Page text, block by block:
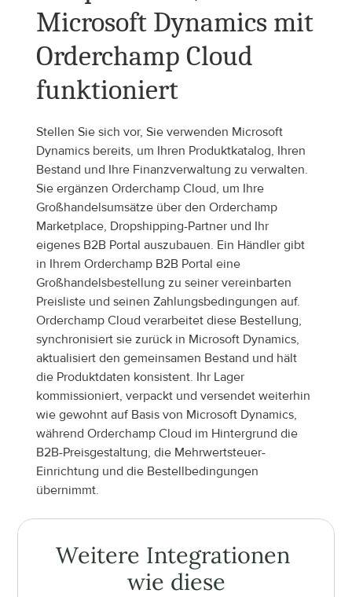
Microsoft Dynamics mit
Orderchamp Cloud
funktioniert
Stellen Sie sich vor, Sie verwenden Microsoft
Dynamics bereits, um Ihren Produktkatalog, Ihren
Bestand und Ihre Finanzverwaltung zu verwalten.
Sie ergänzen Orderchamp Cloud, um Ihre
Großhandelsumsätze über den Orderchamp
Marketplace, Dropshipping-Partner und Ihr
eigenes B2B Portal auszubauen. Ein Händler gibt
in Ihrem Orderchamp B2B Portal eine
Großhandelsbestellung zu seiner vereinbarten
Preisliste und seinen Zahlungsbedingungen auf.
Orderchamp Cloud verarbeitet diese Bestellung,
synchronisiert sie zurück in Microsoft Dynamics,
aktualisiert den gemeinsamen Bestand und hält
die Produktdaten konsistent. Ihr Lager
kommissioniert, verpackt und versendet weiterhin
wie gewohnt auf Basis von Microsoft Dynamics,
während Orderchamp Cloud im Hintergrund die
B2B-Preisgestaltung, die Mehrwertsteuer-
Einrichtung und die Bestellbedingungen
übernimmt.
Weitere Integrationen
wie diese